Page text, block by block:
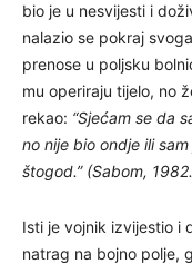
bio je u nesvijesti i
nalazio se pokraj
prenose u poljsku
mu operiraju tijelo, no
rekao: “Sjećam se da
no nije bio ondje ili
štogod.” (Sabom,
Isti je vojnik izvijestio i
natrag na bojno polje,